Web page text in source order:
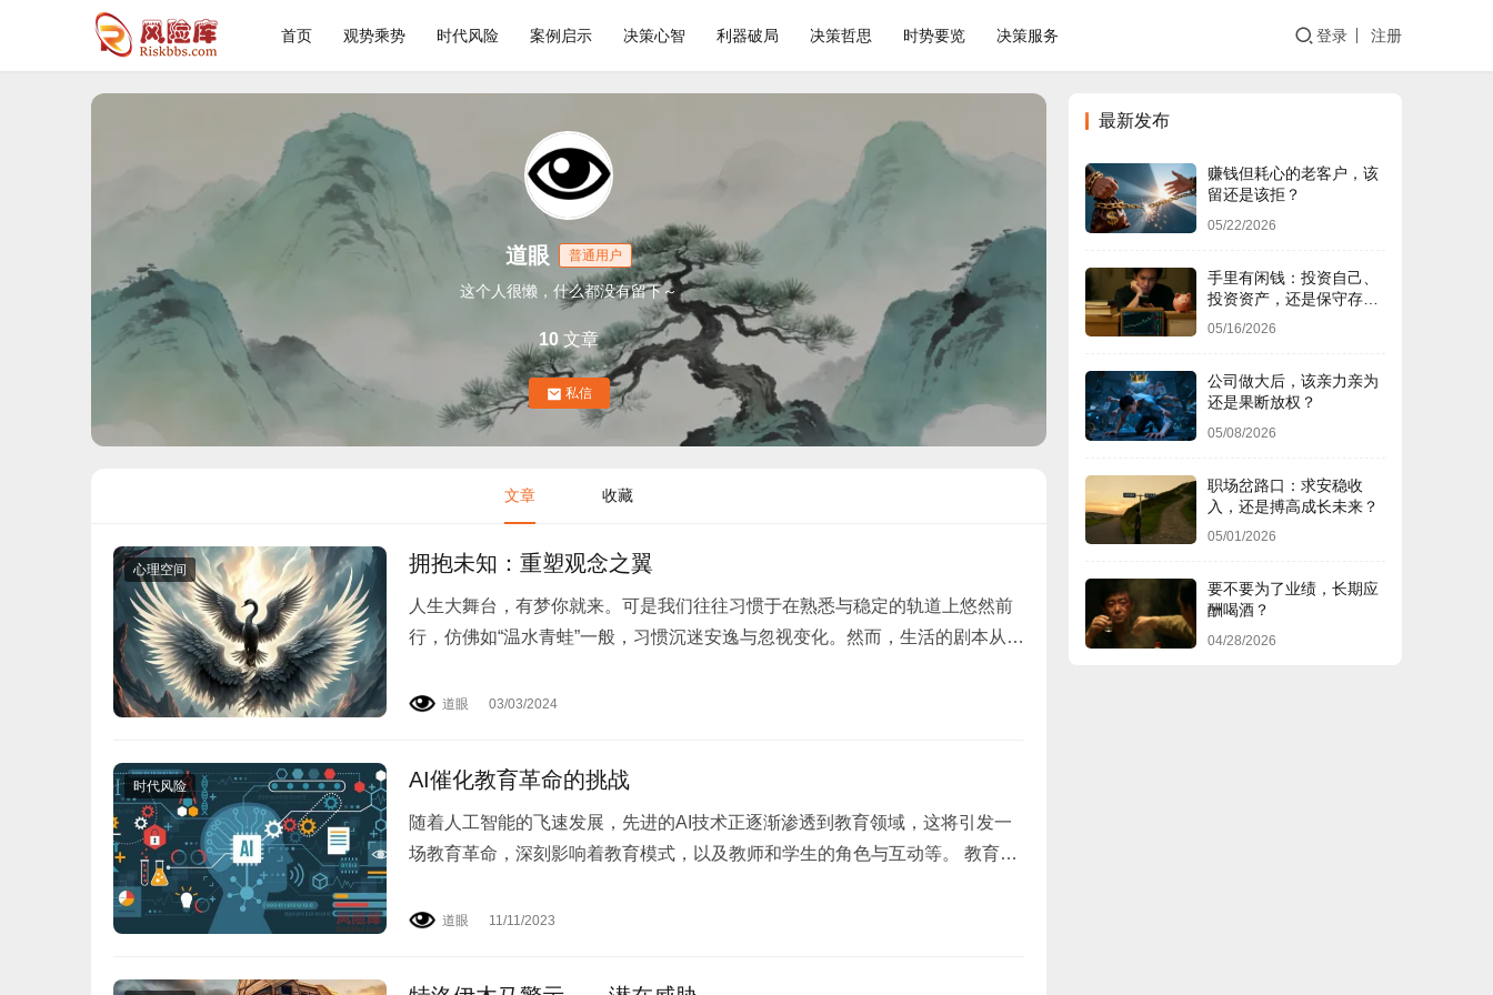
首页 观势乘势 时代风险 案例启示 决策心智 利器破局 决策哲思 时势要览 决策服务 登录 注册
道眼 普通用户
这个人很懒，什么都没有留下～
10 文章
私信
文章 收藏
心理空间 拥抱未知：重塑观念之翼
人生大舞台，有梦你就来。可是我们往往习惯于在熟悉与稳定的轨道上悠然前
行，仿佛如“温水青蛙”一般，习惯沉迷安逸与忽视变化。然而，生活的剧本从不
道眼 03/03/2024
时代风险 AI催化教育革命的挑战
随着人工智能的飞速发展，先进的AI技术正逐渐渗透到教育领域，这将引发一
场教育革命，深刻影响着教育模式，以及教师和学生的角色与互动等。 教育模
道眼 11/11/2023
最新发布
赚钱但耗心的老客户，该
留还是该拒？
05/22/2026
手里有闲钱：投资自己、
投资资产，还是保守存
钱？
05/16/2026
公司做大后，该亲力亲为
还是果断放权？
05/08/2026
职场岔路口：求安稳收
入，还是搏高成长未来？
05/01/2026
要不要为了业绩，长期应
酬喝酒？
04/28/2026